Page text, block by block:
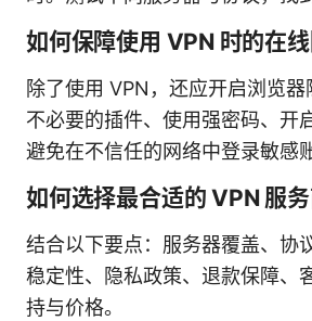
如何保障使用 VPN 时的在线
除了使用 VPN，还应开启浏览器
不必要的插件、使用强密码、开
避免在不信任的网络中登录敏感
如何选择最合适的 VPN 服务
结合以下要点：服务器覆盖、协
稳定性、隐私政策、退款保障、
持与价格。